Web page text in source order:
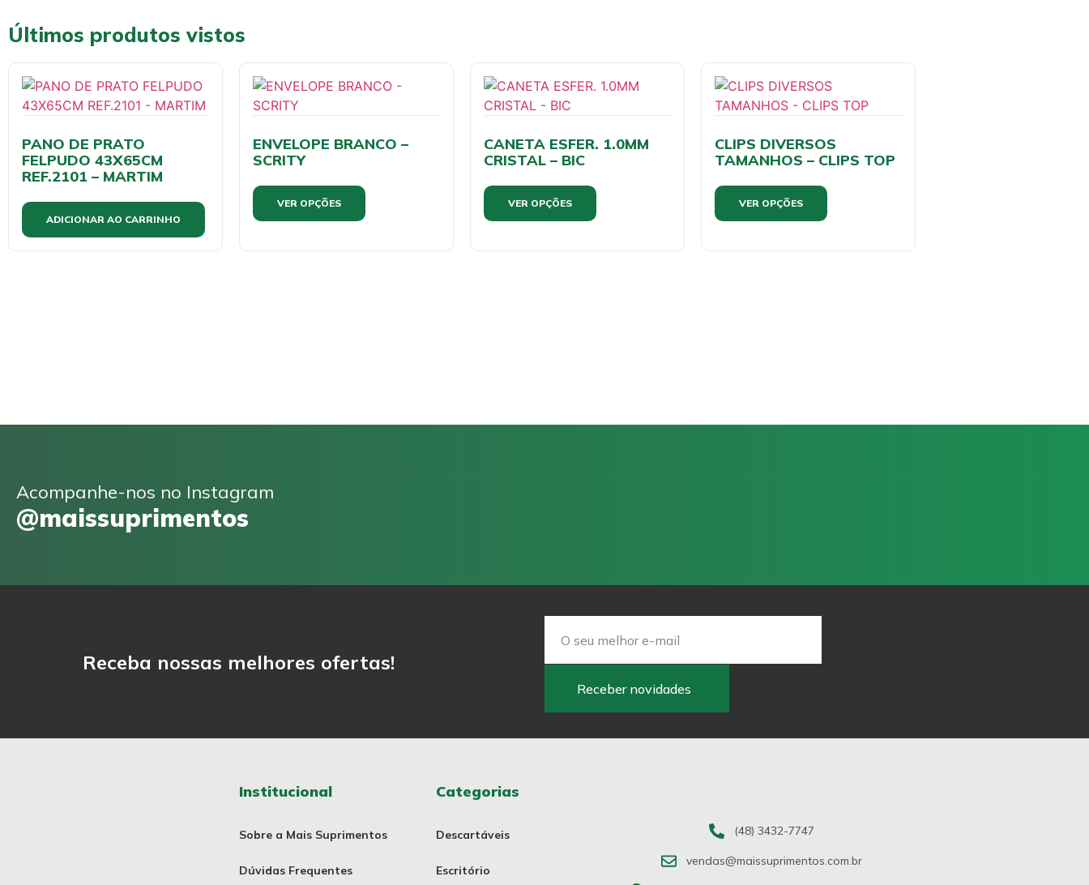
Últimos produtos vistos
PANO DE PRATO
FELPUDO 43X65CM
REF.2101 – MARTIM
ADICIONAR AO CARRINHO
ENVELOPE BRANCO –
SCRITY
VER OPÇÕES
CANETA ESFER. 1.0MM
CRISTAL – BIC
VER OPÇÕES
CLIPS DIVERSOS
TAMANHOS – CLIPS TOP
VER OPÇÕES
Acompanhe-nos no Instagram
@maissuprimentos
Receba nossas melhores ofertas!
Receber novidades
Institucional
Sobre a Mais Suprimentos
Dúvidas Frequentes
Categorias
Descartáveis
Escritório
(48) 3432-7747
vendas@maissuprimentos.com.br